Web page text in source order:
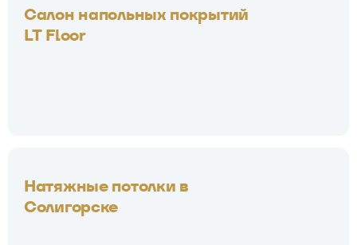
Салон напольных покрытий
LT Floor
Натяжные потолки в
Солигорске